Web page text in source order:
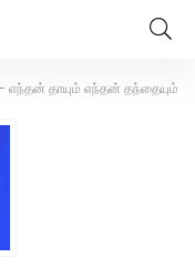
எந்தன் தாயும் எந்தன் தந்தையும்